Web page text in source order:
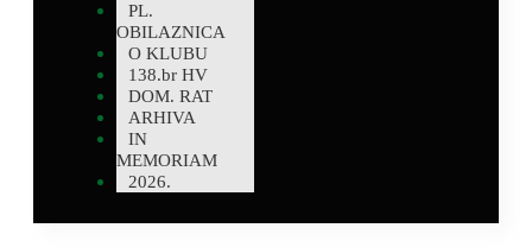
PL.
OBILAZNICA
O KLUBU
138.br HV
DOM. RAT
ARHIVA
IN
MEMORIAM
2026.